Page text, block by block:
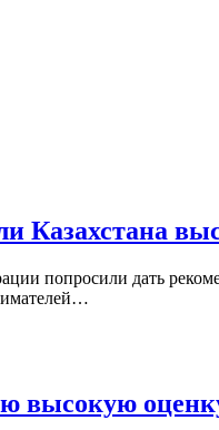
попросили дать
высокую